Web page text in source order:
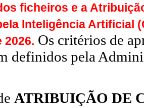
ficheiros e a
Inteligência Artificial
2026. Os critérios de
definidos pela
ATRIBUIÇÃO DE